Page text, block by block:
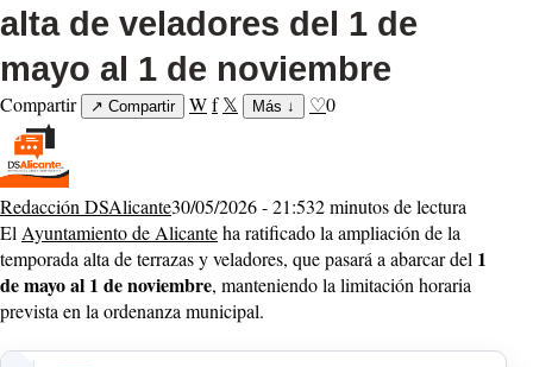
alta de veladores del 1 de
mayo al 1 de noviembre
Compartir ↗ Compartir Wf 𝕏 Más ↓ ♡0
Redacción DSAlicante30/05/2026 - 21:532 minutos de lectura
ElAyuntamiento de Alicanteha ratificado la ampliación de la
temporada alta de terrazas y veladores, que pasará a abarcar del 1
de mayo al 1 de noviembre, manteniendo la limitación horaria
prevista en la ordenanza municipal.